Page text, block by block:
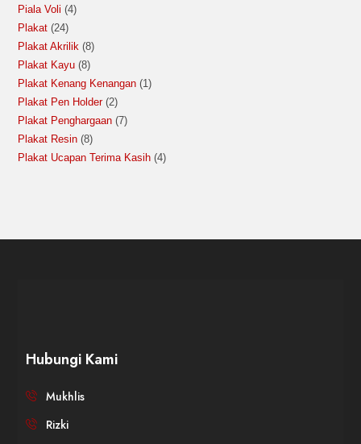
Piala Voli
4
Plakat 24
Plakat Akrilik 8
Plakat Kayu 8
Plakat Kenang Kenangan 1
Plakat Pen Holder 2
Plakat Penghargaan 7
Plakat Resin 8
Plakat Ucapan Terima Kasih 4
Hubungi Kami
Mukhlis
Rizki